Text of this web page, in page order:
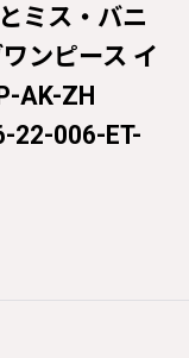
ミス・バニ
ンピース イ
AK-ZH
22-006-ET-